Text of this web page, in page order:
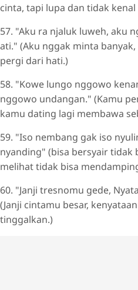
cinta, tapi lupa dan tidak
57. "Aku ra njaluk luweh, aku
ati." (Aku nggak minta
pergi dari hati.)
58. "Kowe lungo nggowo
nggowo undangan." (Kamu
kamu dating lagi membawa
59. "Iso nembang gak iso
nyanding" (bisa bersyair tidak
melihat tidak bisa
60. "Janji tresnomu gede,
(Janji cintamu besar,
tinggalkan.)